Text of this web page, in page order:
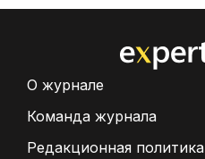
О журнале
Команда журнала
Редакционная политика